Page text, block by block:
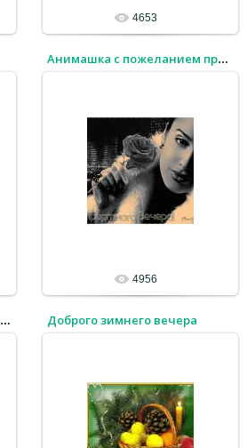
4653
Анимашка с пожеланием приятного вечера
4956
Анимация уютного, летнего вечера. Доброго зимнего вечера